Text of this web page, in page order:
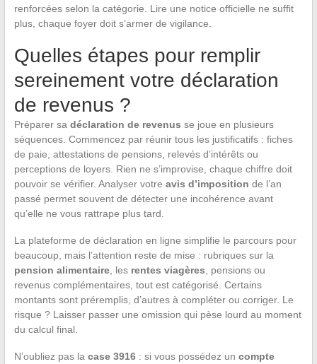
renforcées selon la catégorie. Lire une notice officielle ne suffit
plus, chaque foyer doit s’armer de vigilance.
Quelles étapes pour remplir
sereinement votre déclaration
de revenus ?
Préparer sa déclaration de revenus se joue en plusieurs
séquences. Commencez par réunir tous les justificatifs : fiches
de paie, attestations de pensions, relevés d’intérêts ou
perceptions de loyers. Rien ne s’improvise, chaque chiffre doit
pouvoir se vérifier. Analyser votre avis d’imposition de l’an
passé permet souvent de détecter une incohérence avant
qu’elle ne vous rattrape plus tard.
La plateforme de déclaration en ligne simplifie le parcours pour
beaucoup, mais l’attention reste de mise : rubriques sur la
pension alimentaire, les rentes viagères , pensions ou
revenus complémentaires, tout est catégorisé. Certains
montants sont préremplis, d’autres à compléter ou corriger. Le
risque ? Laisser passer une omission qui pèse lourd au moment
du calcul final.
N’oubliez pas la case 3916: si vous possédez un compte